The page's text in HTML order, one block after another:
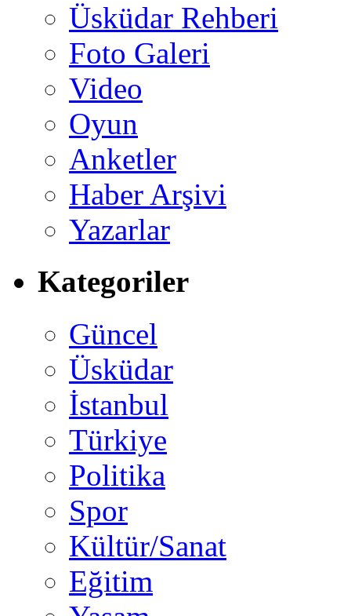
Üsküdar Rehberi
Foto Galeri
Video
Oyun
Anketler
Haber Arşivi
Yazarlar
Kategoriler
Güncel
Üsküdar
İstanbul
Türkiye
Politika
Spor
Kültür/Sanat
Eğitim